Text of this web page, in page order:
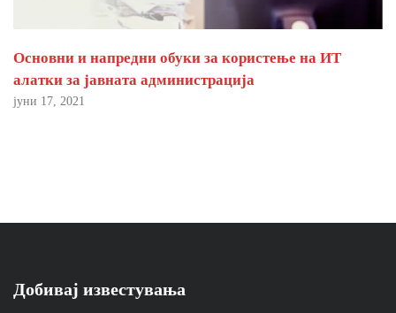
Основни и напредни обуки за користење на ИТ
алатки за јавната администрација
јуни 17, 2021
Добивај известувања